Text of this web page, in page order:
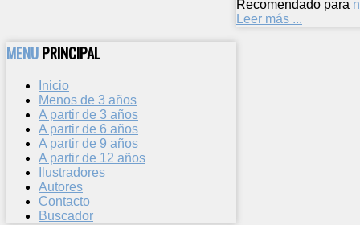
Recomendado para
Leer más ...
MENUPRINCIPAL
Inicio
Menos de 3 años
A partir de 3 años
A partir de 6 años
A partir de 9 años
A partir de 12 años
Ilustradores
Autores
Contacto
Buscador